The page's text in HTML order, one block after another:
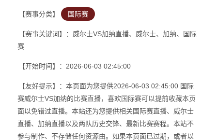
【赛事分类】 国际赛
【赛事关键词】：威尔士VS加纳直播、威尔士、加纳、国际
赛
【开始时间】：2026-06-03 02:45:00
【友好提示】：本页面为您提供2026-06-03 02:45:00 国际
赛威尔士VS加纳的比赛直播，喜欢国际赛可以提前收藏本页
面以免错过直播。本站还为您提供相关国际赛直播、威尔士
直播、加纳直播以及两队历史交锋、最新比赛赛程。本站不
参与制作、不存储任何资源由。如果本页面已过期，或者以